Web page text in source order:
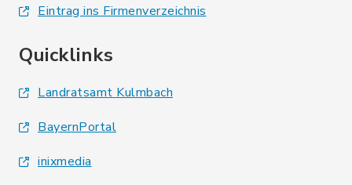
Eintrag ins Firmenverzeichnis
Quicklinks
Landratsamt Kulmbach
BayernPortal
inixmedia